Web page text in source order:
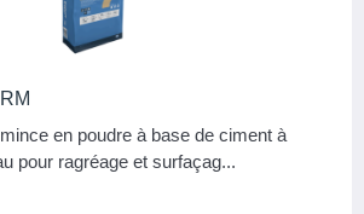
en poudre à base de ciment à
pour ragréage et surfaçag...